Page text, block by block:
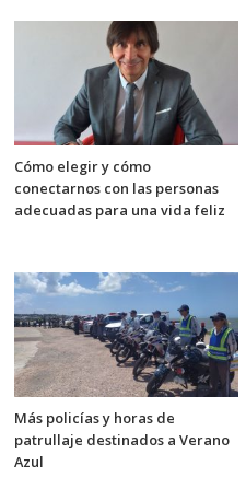
Cómo elegir y cómo
conectarnos con las personas
adecuadas para una vida feliz
Más policías y horas de
patrullaje destinados a Verano
Azul